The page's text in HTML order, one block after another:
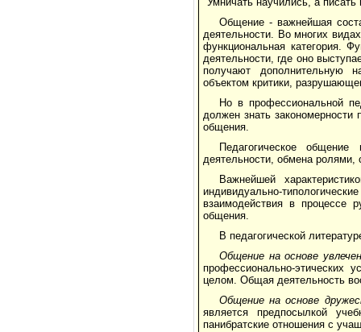
Общение - важнейшая
деятельности. Во многих
функциональная категория.
деятельности, где оно
получают дополнительную
объектом критики,
Но в профессиональной
должен знать закономерности
общения.
Педагогическое
деятельности, обмена ролями,
Важнейшей
индивидуально-
взаимодействия в процессе
общения.
В педагогической
Общение на основе
профессионально-этических
целом. Общая деятельность
Общение на основе
является предпосылкой
панибратские отношения с